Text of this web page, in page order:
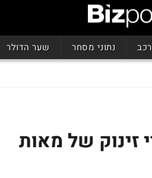
רכב נתוני מסחר שער הדולר
של מאות